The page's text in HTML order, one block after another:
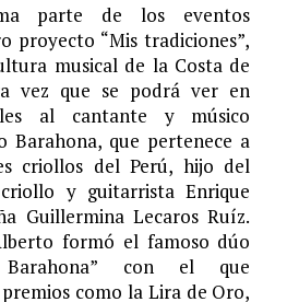
parte de los eventos
proyecto “Mis tradiciones”,
musical de la Costa de
vez que se podrá ver en
al cantante y músico
Barahona, que pertenece a
criollos del Perú, hijo del
y guitarrista Enrique
Guillermina Lecaros Ruíz.
formó el famoso dúo
Barahona” con el que
como la Lira de Oro,